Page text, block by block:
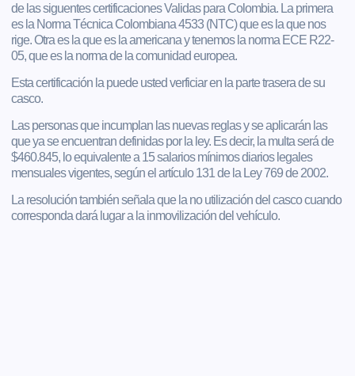
de las siguentes certificaciones Validas para Colombia. La primera
es la Norma Técnica Colombiana 4533 (NTC) que es la que nos
rige. Otra es la que es la americana y tenemos la norma ECE R22-
05, que es la norma de la comunidad europea.
Esta certificación la puede usted verficiar en la parte trasera de su
casco.
Las personas que incumplan las nuevas reglas y se aplicarán las
que ya se encuentran definidas por la ley. Es decir, la multa será de
$460.845, lo equivalente a 15 salarios mínimos diarios legales
mensuales vigentes, según el artículo 131 de la Ley 769 de 2002.
La resolución también señala que la no utilización del casco cuando
corresponda dará lugar a la inmovilización del vehículo.